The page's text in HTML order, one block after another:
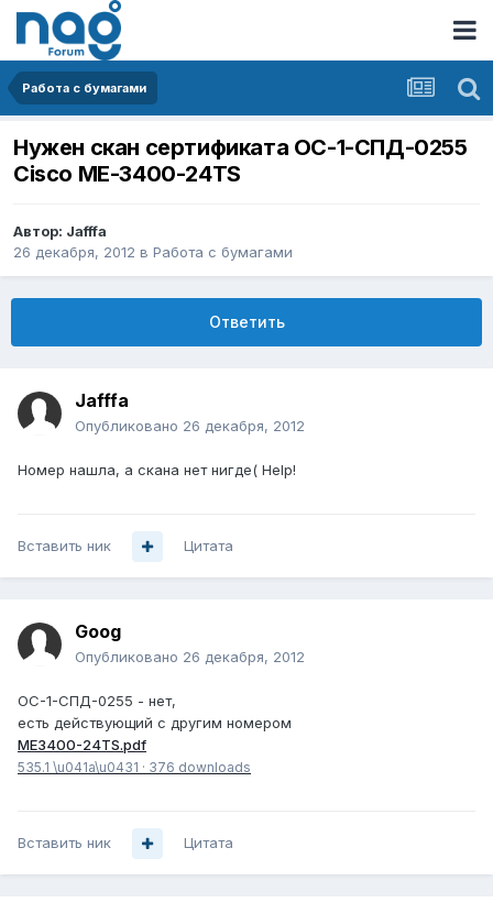
Работа с бумагами
Нужен скан сертификата ОС-1-СПД-0255
Cisco ME-3400-24TS
Автор: Jafffa
26 декабря, 2012 в Работа с бумагами
Ответить
Jafffa
Опубликовано 26 декабря, 2012
Номер нашла, а скана нет нигде( Help!
Вставить ник Цитата
Goog
Опубликовано 26 декабря, 2012
ОС-1-СПД-0255 - нет,
есть действующий с другим номером
ME3400-24TS.pdf
535.1 \u041a\u0431 · 376 downloads
Вставить ник Цитата